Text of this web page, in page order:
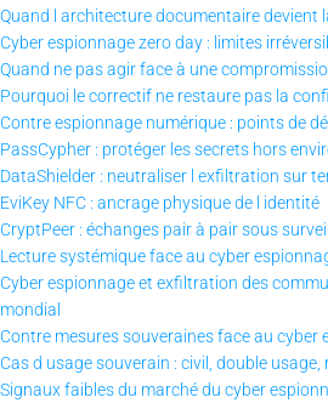
Quand l architecture documentaire devient
Cyber espionnage zero day : limites
Quand ne pas agir face à une
Pourquoi le correctif ne restaure pas la
Contre espionnage numérique : points de
PassCypher : protéger les secrets hors
DataShielder : neutraliser l exfiltration sur
EviKey NFC : ancrage physique de l identité
CryptPeer : échanges pair à pair sous
Lecture systémique face au cyber
Cyber espionnage et exfiltration des
mondial
Contre mesures souveraines face au cyber
Cas d usage souverain : civil, double usage,
Signaux faibles du marché du cyber